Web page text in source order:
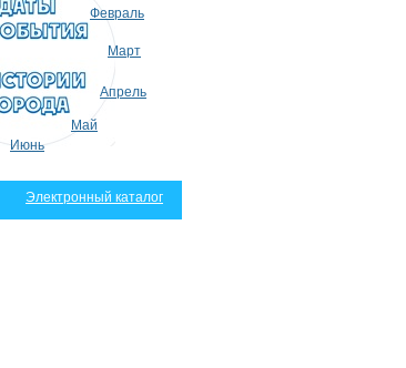
Февраль
Март
Апрель
Май
Июнь
Электронный каталог